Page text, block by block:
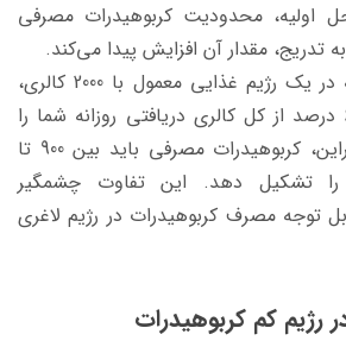
اولیه، محدودیت کربوهیدرات مصرفی
تدریج، مقدار آن افزایش پیدا می‌کند.
این در حالی است که در یک رژیم غذایی معمول با 2000 کالری،
کربوهیدرات 45 تا 65 درصد از کل کالری دریافتی روزانه شما را
تشکیل می‌دهند. بنابراین، کربوهیدرات مصرفی باید بین 900 تا
روز را تشکیل دهد. این تفاوت چشمگیر
توجه مصرف کربوهیدرات در رژیم لاغری
رژیم کم کربوهیدرات